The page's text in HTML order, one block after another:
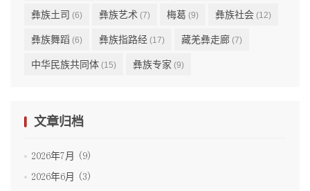
彝族土司 (6) 彝族艺术 (7) 梅葛 (9) 彝族社会 (12)
彝族舞蹈 (6) 彝族指路经 (17) 藏羌彝走廊 (7)
中华民族共同体 (15) 彝族专家 (9)
文章归档
2026年7月 (9)
2026年6月 (3)